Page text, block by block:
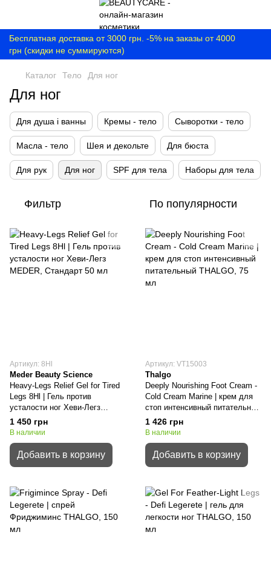
Бесплатная доставка от 3000 грн. -5% на заказы от 4000
грн (скидки не суммируются)
Каталог Тело Для ног
Для ног
Для душа і ванны Кремы - тело Сыворотки - тело
Масла - тело Шея и декольте Для бюста
Для рук Для ног SPF для тела Наборы для тела
Фильтр По популярности
Артикул: 8Hl
Meder Beauty Science
Heavy-Legs Relief Gel for Tired
Legs 8Hl | Гель против
усталости ног Хеви-Легз
MEDER
1 450 грн
В наличии
Добавить в корзину
Артикул: VT15003
Thalgo
Deeply Nourishing Foot Cream -
Сold Cream Marine | крем для
стоп интенсивный питательный
THALGO
1 426 грн
В наличии
Добавить в корзину